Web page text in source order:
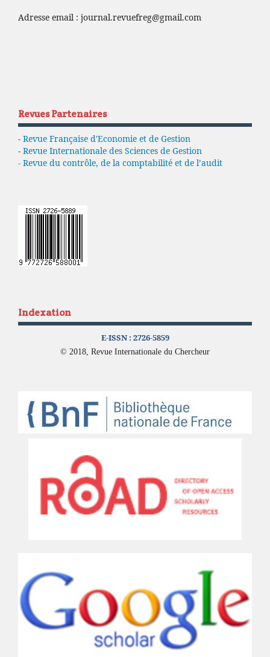
Adresse email : journal.revuefreg@gmail.com
Revues Partenaires
- Revue Française d'Economie et de Gestion
- Revue Internationale des Sciences de Gestion
- Revue du contrôle, de la comptabilité et de l’audit
Indexation
E-ISSN : 2726-5859
© 2018, Revue Internationale du Chercheur